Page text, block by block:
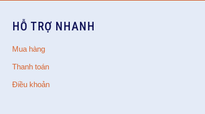
HỖ TRỢ NHANH
Mua hàng
Thanh toán
Điều khoản